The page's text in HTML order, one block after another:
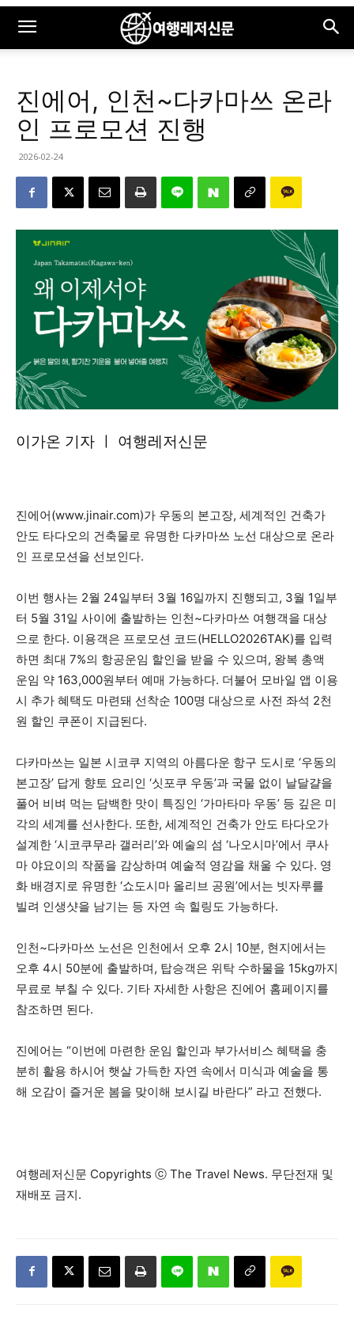
진에어, 인천~다카마쓰 온라
인 프로모션 진행
2026-02-24
이가온 기자 ㅣ 여행레저신문
진에어(www.jinair.com)가 우동의 본고장, 세계적인 건축가
안도 타다오의 건축물로 유명한 다카마쓰 노선 대상으로 온라
인 프로모션을 선보인다.
이번 행사는 2월 24일부터 3월 16일까지 진행되고, 3월 1일부
터 5월 31일 사이에 출발하는 인천~다카마쓰 여행객을 대상
으로 한다. 이용객은 프로모션 코드(HELLO2026TAK)를 입력
하면 최대 7%의 항공운임 할인을 받을 수 있으며, 왕복 총액
운임 약 163,000원부터 예매 가능하다. 더불어 모바일 앱 이용
시 추가 혜택도 마련돼 선착순 100명 대상으로 사전 좌석 2천
원 할인 쿠폰이 지급된다.
다카마쓰는 일본 시코쿠 지역의 아름다운 항구 도시로 ‘우동의
본고장’ 답게 향토 요리인 ‘싯포쿠 우동’과 국물 없이 날달걀을
풀어 비벼 먹는 담백한 맛이 특징인 ‘가마타마 우동’ 등 깊은 미
각의 세계를 선사한다. 또한, 세계적인 건축가 안도 타다오가
설계한 ‘시코쿠무라 갤러리’와 예술의 섬 ‘나오시마’에서 쿠사
마 야요이의 작품을 감상하며 예술적 영감을 채울 수 있다. 영
화 배경지로 유명한 ‘쇼도시마 올리브 공원’에서는 빗자루를
빌려 인생샷을 남기는 등 자연 속 힐링도 가능하다.
인천~다카마쓰 노선은 인천에서 오후 2시 10분, 현지에서는
오후 4시 50분에 출발하며, 탑승객은 위탁 수하물을 15kg까지
무료로 부칠 수 있다. 기타 자세한 사항은 진에어 홈페이지를
참조하면 된다.
진에어는 “이번에 마련한 운임 할인과 부가서비스 혜택을 충
분히 활용 하시어 햇살 가득한 자연 속에서 미식과 예술을 통
해 오감이 즐거운 봄을 맞이해 보시길 바란다” 라고 전했다.
여행레저신문 Copyrights ⓒ The Travel News. 무단전재 및
재배포 금지.